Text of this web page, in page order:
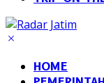
HOME